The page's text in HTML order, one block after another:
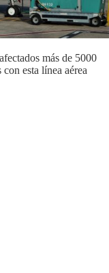
más de 5000
esta línea aérea